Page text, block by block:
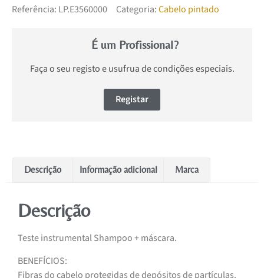
Referência: LP.E3560000 Categoria:Cabelo pintado
É um Profissional?
Faça o seu registo e usufrua de condições especiais.
Registar
Descrição Informação adicional Marca
Descrição
Teste instrumental Shampoo + máscara.
BENEFÍCIOS:
Fibras do cabelo protegidas de depósitos de partículas.